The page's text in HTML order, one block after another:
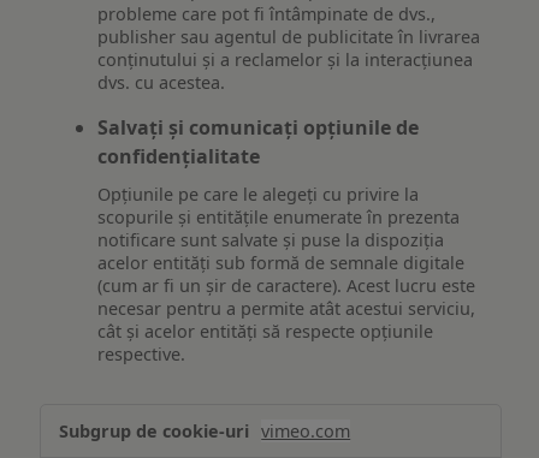
probleme care pot fi întâmpinate de dvs.,
publisher sau agentul de publicitate în livrarea
conținutului și a reclamelor și la interacțiunea
dvs. cu acestea.
Salvați și comunicați opțiunile de
confidențialitate
Opțiunile pe care le alegeți cu privire la
scopurile și entitățile enumerate în prezenta
notificare sunt salvate și puse la dispoziția
acelor entități sub formă de semnale digitale
(cum ar fi un șir de caractere). Acest lucru este
necesar pentru a permite atât acestui serviciu,
cât și acelor entități să respecte opțiunile
respective.
funcționalităților
vimeo.com